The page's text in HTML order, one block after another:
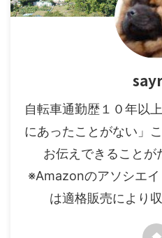
自転車通勤歴１０年以
にあったことがない」
お伝えできることが
※Amazonのアソシエ
は適格販売により